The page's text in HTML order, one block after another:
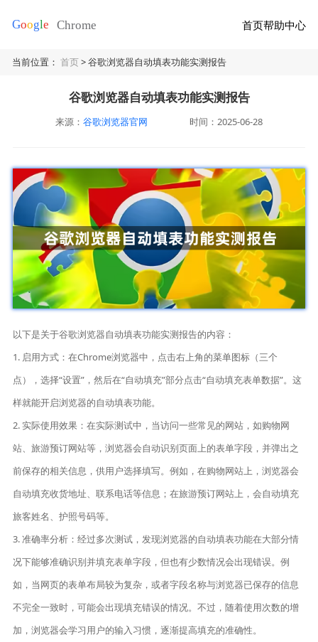
首页帮助中心
当前位置：首页> 谷歌浏览器自动填表功能实测报告
谷歌浏览器自动填表功能实测报告
来源： 谷歌浏览器官网 时间：2025-06-28
以下是关于谷歌浏览器自动填表功能实测报告的内容：
1. 启用方式：在Chrome浏览器中，点击右上角的菜单图标（三个
点），选择“设置”，然后在“自动填充”部分点击“自动填充表单数据”。这
样就能开启浏览器的自动填表功能。
2. 实际使用效果：在实际测试中，当访问一些常见的网站，如购物网
站、旅游预订网站等，浏览器会自动识别页面上的表单字段，并弹出之
前保存的相关信息，供用户选择填写。例如，在购物网站上，浏览器会
自动填充收货地址、联系电话等信息；在旅游预订网站上，会自动填充
旅客姓名、护照号码等。
3. 准确率分析：经过多次测试，发现浏览器的自动填表功能在大部分情
况下能够准确识别并填充表单字段，但也有少数情况会出现错误。例
如，当网页的表单布局较为复杂，或者字段名称与浏览器已保存的信息
不完全一致时，可能会出现填充错误的情况。不过，随着使用次数的增
加，浏览器会学习用户的输入习惯，逐渐提高填充的准确性。